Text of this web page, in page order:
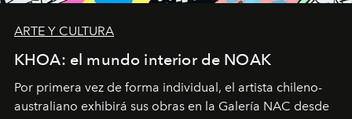
ARTE Y CULTURA
KHOA: el mundo interior de NOAK
Por primera vez de forma individual, el artista chileno-
australiano exhibirá sus obras en la Galería NAC desde